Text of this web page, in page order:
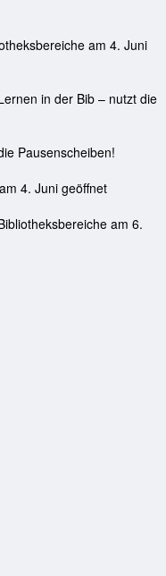
am 4. Juni
in der Bib – nutzt die
Pausenscheiben!
4. Juni geöffnet
am 6.